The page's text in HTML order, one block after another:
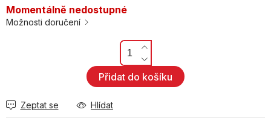
cena:
Momentálně nedostupné
Možnosti doručení
Přidat do košíku
Zeptat se Hlídat